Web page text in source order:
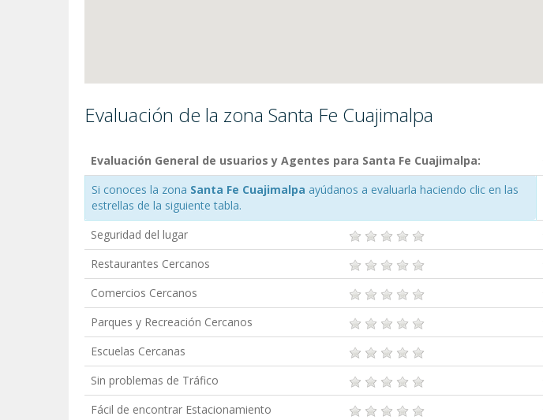
Evaluación de la zona Santa Fe Cuajimalpa
Evaluación General de usuarios y Agentes para Santa Fe Cuajimalpa:
Si conoces la zona Santa Fe Cuajimalpa ayúdanos a evaluarla haciendo clic en las
estrellas de la siguiente tabla.
Seguridad del lugar
Restaurantes Cercanos
Comercios Cercanos
Parques y Recreación Cercanos
Escuelas Cercanas
Sin problemas de Tráfico
Fácil de encontrar Estacionamiento